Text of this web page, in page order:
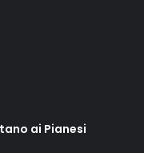
ai Pianesi